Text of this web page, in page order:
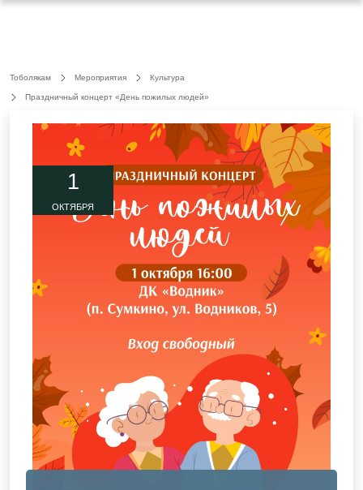
Тоболякам Мероприятия Культура
Праздничный концерт «День пожилых людей»
1
ОКТЯБРЯ